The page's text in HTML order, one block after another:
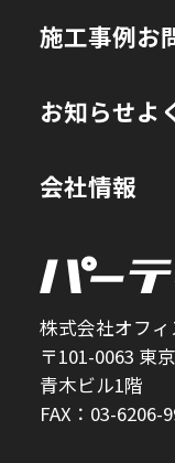
施工事例
お知らせ
会社情報
お
よ
株式会社オフ
〒101-0063 東
青木ビル1階
FAX：03-6206-